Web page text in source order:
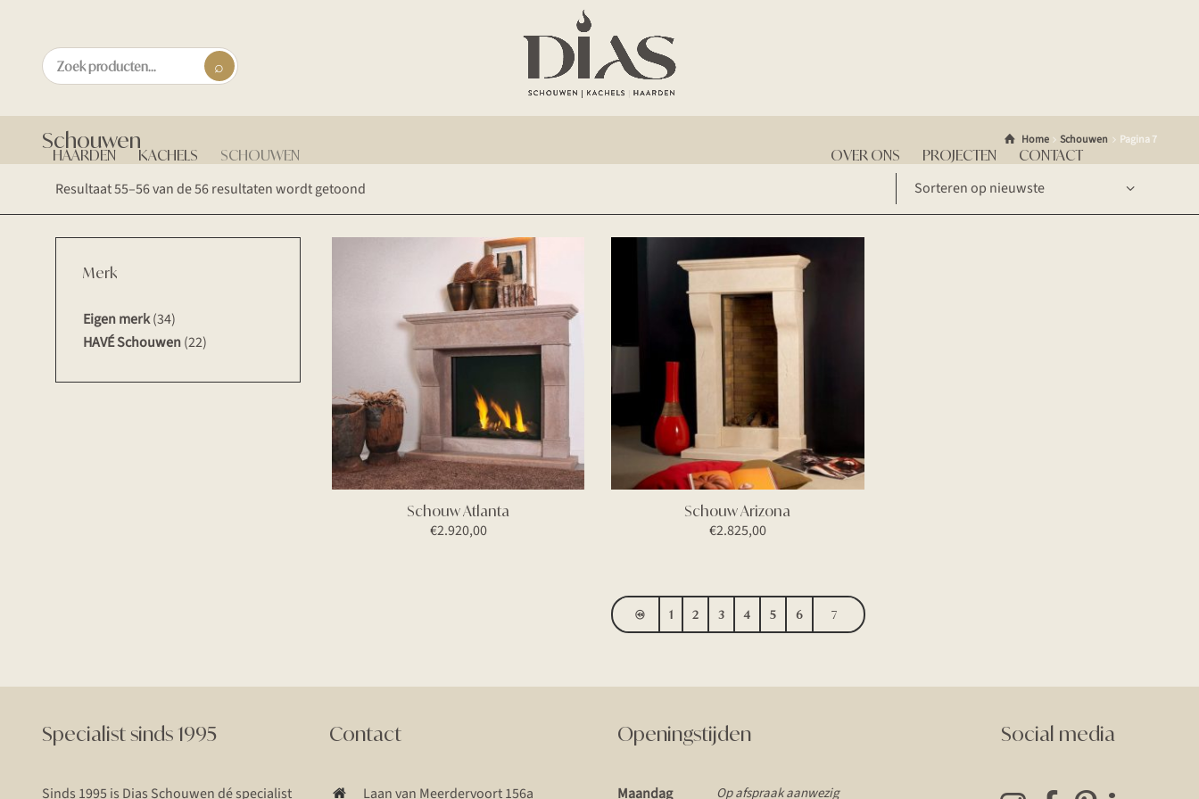
HAARDEN KACHELS SCHOUWEN OVER ONS PROJECTEN CONTACT
Schouwen Home Schouwen Pagina 7
Resultaat 55–56 van de 56 resultaten wordt getoond
op
Sorteren op nieuwste
Schouw Atlanta
€2.920,00
Schouw Arizona
€2.825,00
← 1 2 3 4 5 6 7
Merk
Eigen merk(34)
HAVÉ Schouwen(22)
Specialist sinds 1995
Sinds 1995 is Dias Schouwen dé specialist
Contact
Laan van Meerdervoort 156a
Openingstijden
Maandag Op afspraak aanwezig
Social media